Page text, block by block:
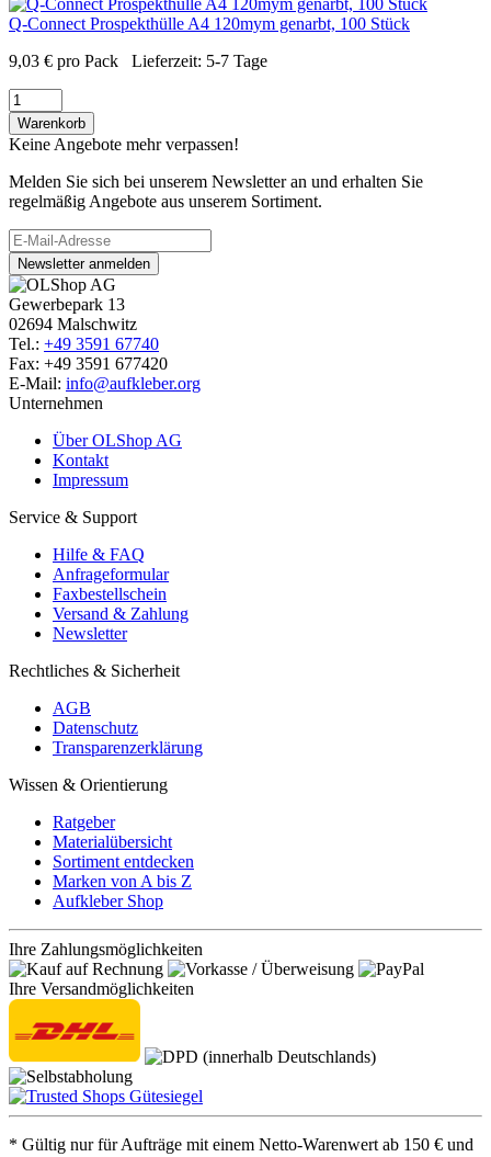
Q-Connect Prospekthülle A4 120mym genarbt, 100 Stück
9,03 € pro Pack Lieferzeit: 5-7 Tage
Warenkorb
Keine Angebote mehr verpassen!
Melden Sie sich bei unserem Newsletter an und erhalten Sie
regelmäßig Angebote aus unserem Sortiment.
Newsletter anmelden
Gewerbepark 13
02694 Malschwitz
Tel.: +49 3591 67740
Fax: +49 3591 677420
E-Mail: info@aufkleber.org
Unternehmen
Über OLShop AG
Kontakt
Impressum
Service & Support
Hilfe & FAQ
Anfrageformular
Faxbestellschein
Versand & Zahlung
Newsletter
Rechtliches & Sicherheit
AGB
Datenschutz
Transparenzerklärung
Wissen & Orientierung
Ratgeber
Materialübersicht
Sortiment entdecken
Marken von A bis Z
Aufkleber Shop
Ihre Zahlungsmöglichkeiten
Ihre Versandmöglichkeiten
* Gültig nur für Aufträge mit einem Netto-Warenwert ab 150 € und